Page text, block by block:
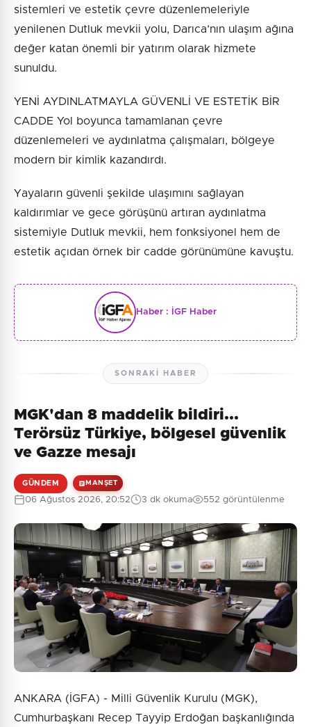
sistemleri ve estetik çevre düzenlemeleriyle
yenilenen Dutluk mevkii yolu, Darıca’nın ulaşım ağına
değer katan önemli bir yatırım olarak hizmete
sunuldu.
YENİ AYDINLATMAYLA GÜVENLİ VE ESTETİK BİR
CADDE Yol boyunca tamamlanan çevre
düzenlemeleri ve aydınlatma çalışmaları, bölgeye
modern bir kimlik kazandırdı.
Yayaların güvenli şekilde ulaşımını sağlayan
kaldırımlar ve gece görüşünü artıran aydınlatma
sistemiyle Dutluk mevkii, hem fonksiyonel hem de
estetik açıdan örnek bir cadde görünümüne kavuştu.
Haber : İGF Haber
SONRAKI HABER
MGK'dan 8 maddelik bildiri...
Terörsüz Türkiye, bölgesel güvenlik
ve Gazze mesajı
GÜNDEM MANŞET
06 Ağustos 2026, 20:52 3 dk okuma 552 görüntülenme
ANKARA (İGFA) - Milli Güvenlik Kurulu (MGK),
Cumhurbaşkanı Recep Tayyip Erdoğan başkanlığında